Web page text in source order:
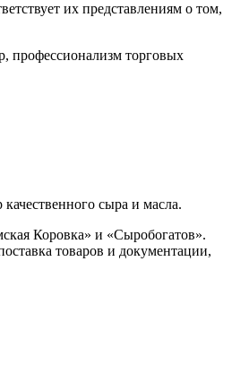
их представлениям о том,
профессионализм торговых
сыра и масла.
Коровка» и «Сыробогатов».
товаров и документации,